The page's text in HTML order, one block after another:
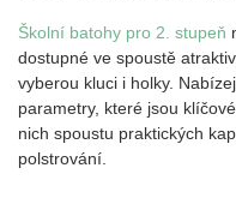
Školní batohy pro 2. stupeň
dostupné ve spoustě
vyberou kluci i holky.
parametry, které jsou
nich spoustu praktických
polstrování.